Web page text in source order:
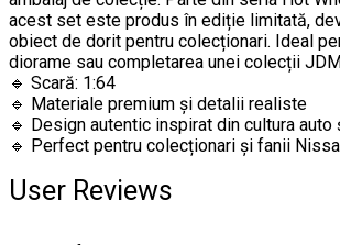
acest set este produs în ediție limitată,
obiect de dorit pentru colecționari. Ideal
diorame sau completarea unei colecții
🔹 Scară: 1:64
🔹 Materiale premium și detalii realiste
🔹 Design autentic inspirat din cultura auto
🔹 Perfect pentru colecționari și fanii
User Reviews